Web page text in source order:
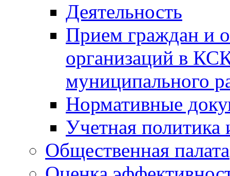
Деятельность
Прием граждан и
организаций в
муниципального
Нормативные
Учетная политика
Общественная палата